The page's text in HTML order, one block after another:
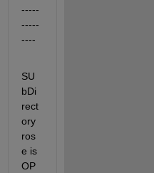
-----
-----
----
SU
bDi
rect
ory
ros
e is
OP